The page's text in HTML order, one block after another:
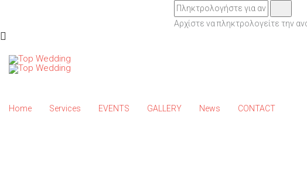
Αρχίστε να πληκτρολογείτε την
Home Services EVENTS GALLERY News CONTACT